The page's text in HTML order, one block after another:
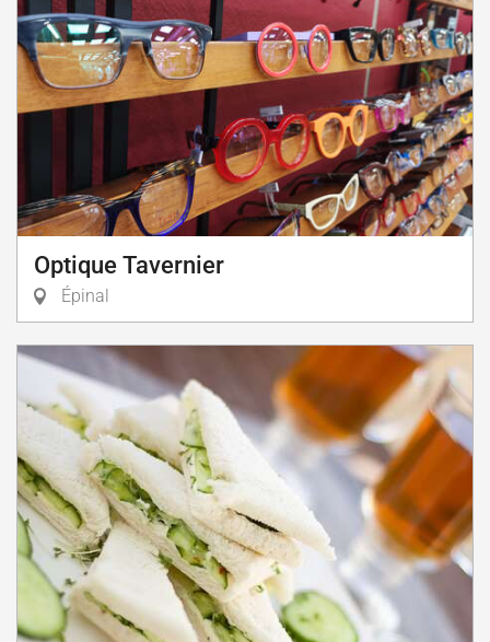
Optique Tavernier
Épinal